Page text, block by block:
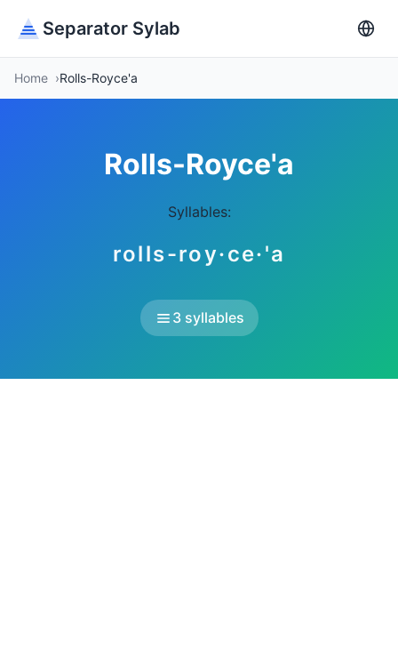
Separator Sylab
Home Rolls-Royce'a
Rolls-Royce'a
Syllables:
rolls-roy·ce·'a
3 syllables